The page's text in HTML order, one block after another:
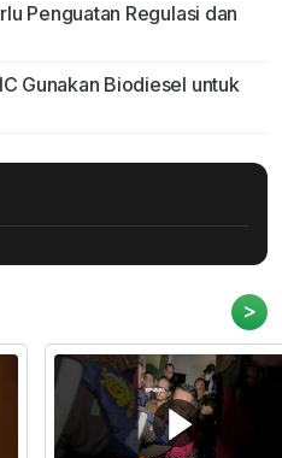
Penguatan Regulasi dan
Gunakan Biodiesel untuk
>